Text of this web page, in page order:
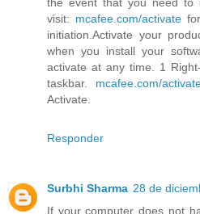
visit: mcafee.com/activatefor
initiation.Activate your
when you install your
activate at any time. 1
taskbar. mcafee.com/
Activate.
Responder
Surbhi Sharma 28 de
If your computer does not